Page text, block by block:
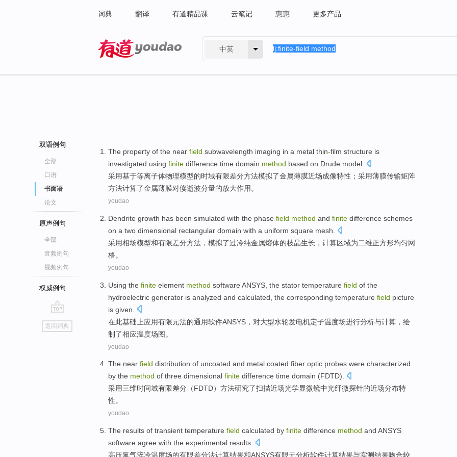
词典 翻译 有道精品课 云笔记 惠惠 更多产品
中英
双语例句
全部
口语
书面语
论文
原声例句
全部
音频例句
视频例句
权威例句
go
top
返回词典
The property of the near field subwavelength imaging in a metal thin-film structure is
investigated using finite difference time domain method based on Drude model
采用基于等离子体物理模型的时域有限差分方法模拟了金属薄膜近场成像特性 ； 采用薄膜传输矩阵
方法计算了金属薄膜对倏逝波分量的放大作用。
youdao
Dendrite growth has been simulated with the phase field method and finite difference schemes
on a two dimensional rectangular domain with a uniform square mesh
采用相场模型和有限差分方法 ， 模拟了过冷纯金属熔体的枝晶生长 ，计算区域为二维正方形均匀网
格。
youdao
Using the finite element method software ANSYS , the stator temperature field of the
hydroelectric generator is analyzed and calculated the corresponding temperature field picture
is given.
在此基础上应用有限元法的通用软件ANSYS， 对大型水轮发电机定子温度场进行分析与计算 ，绘
制了相应温度场图。
youdao
The near field distribution of uncoated and metal coated fiber optic probes were characterized
by the method of three dimensional finite difference time domain (FDTD).
采用三维时间域有限差分 （FDTD） 方法研究了扫描近场光学显微镜中光纤微探针的近场分布特
性。
youdao
The results of transient temperature field calculated by finite difference method and ANSYS
software agree with the experimental results
高压氮气淬冷温度场的有限差分法计算结果和ANSYS有限元分析软件计算结果与实测结果吻合较